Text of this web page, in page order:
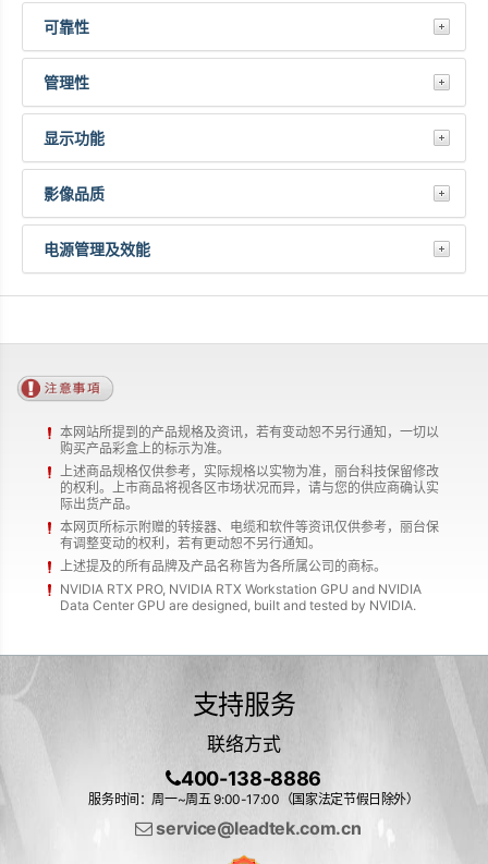
可靠性
管理性
显示功能
影像品质
电源管理及效能
本网站所提到的产品规格及资讯，若有变动恕不另行通知，一切以
购买产品彩盒上的标示为准。
上述商品规格仅供参考，实际规格以实物为准，丽台科技保留修改
的权利。上市商品将视各区市场状况而异，请与您的供应商确认实
际出货产品。
本网页所标示附赠的转接器、电缆和软件等资讯仅供参考，丽台保
有调整变动的权利，若有更动恕不另行通知。
上述提及的所有品牌及产品名称皆为各所属公司的商标。
NVIDIA RTX PRO, NVIDIA RTX Workstation GPU and NVIDIA
Data Center GPU are designed, built and tested by NVIDIA.
支持服务
联络方式
400-138-8886
服务时间：周一~周五 9:00-17:00（国家法定节假日除外）
service@leadtek.com.cn